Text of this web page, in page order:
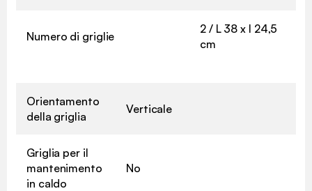
Numero di griglie
2 / L 38 x l 24,5
cm
Orientamento
della griglia
Verticale
Griglia per il
mantenimento
in caldo
No